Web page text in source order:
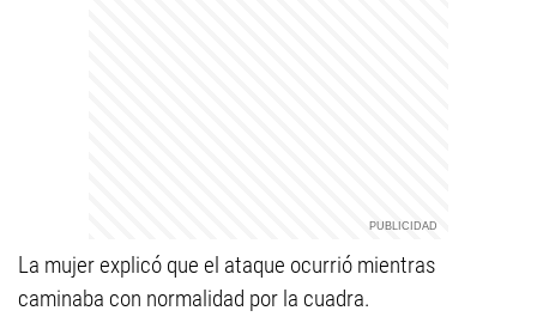
La mujer explicó que el ataque ocurrió mientras
caminaba con normalidad por la cuadra.